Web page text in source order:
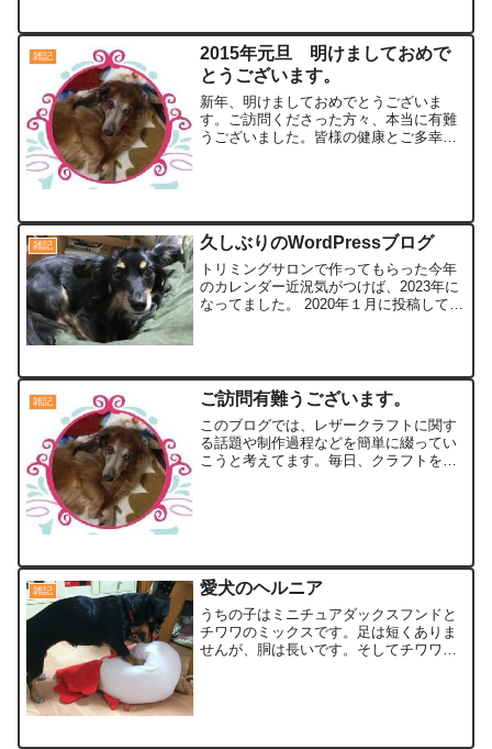
間が早いです。2019年は、ほぼ更新する
事がなかった本ブ...
雑記
2015年元旦 明けましておめで
とうございます。
新年、明けましておめでとうございま
す。ご訪問くださった方々、本当に有難
うございました。皆様の健康とご多幸を
雑記 久しぶりのWordPressブログ
トリミングサロンで作ってもらった今年
のカレンダー近況気がつけば、2023年に
なってました。 2020年１月に投稿して以
職するまで...
雑記 ご訪問有難うございます。
このブログでは、レザークラフトに関す
る話題や制作過程などを簡単に綴ってい
こうと考えてます。毎日、クラフトをし
雑記 愛犬のヘルニア
うちの子はミニチュアダックスフンドと
チワワのミックスです。足は短くありま
せんが、胴は長いです。そしてチワワの